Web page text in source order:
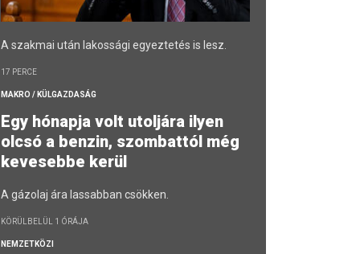
A szakmai után lakossági egyeztetés is lesz.
17 PERCE
MAKRO / KÜLGAZDASÁG
Egy hónapja volt utoljára ilyen
olcsó a benzin, szombattól még
kevesebbe kerül
A gázolaj ára lassabban csökken.
KÖRÜLBELÜL 1 ÓRÁJA
NEMZETKÖZI